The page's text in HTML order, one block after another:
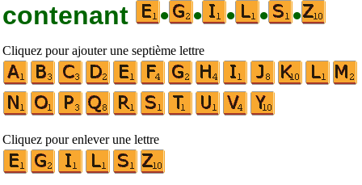
contenant
• • • • •
Cliquez pour ajouter une septième lettre
Cliquez pour enlever une lettre